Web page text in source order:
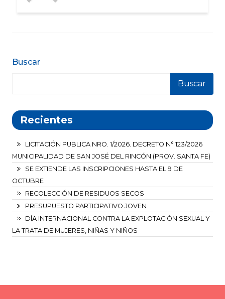
Buscar
Buscar
Recientes
LICITACIÓN PUBLICA NRO. 1/2026. DECRETO N° 123/2026
MUNICIPALIDAD DE SAN JOSÉ DEL RINCÓN (PROV. SANTA FE)
SE EXTIENDE LAS INSCRIPCIONES HASTA EL 9 DE
OCTUBRE
RECOLECCIÓN DE RESIDUOS SECOS
PRESUPUESTO PARTICIPATIVO JOVEN
DÍA INTERNACIONAL CONTRA LA EXPLOTACIÓN SEXUAL Y
LA TRATA DE MUJERES, NIÑAS Y NIÑOS